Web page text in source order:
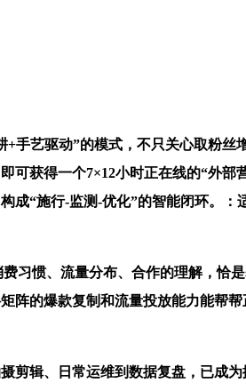
艺驱动”的模式，不只关心取粉丝
可获得一个7×12小时正在线的“外部
“施行-监测-优化”的智能闭环。：
习惯、流量分布、合作的理解，恰
阵的爆款复制和流量投放能力能帮
辑、日常运维到数据复盘，已成为